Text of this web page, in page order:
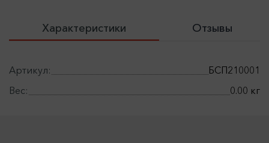
Характеристики Отзывы
Артикул:
БСП210001
Вес:
0.00 кг